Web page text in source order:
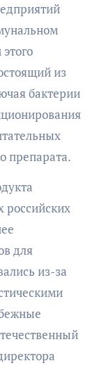
из
бактерии
препарата.
российских
для
из-за